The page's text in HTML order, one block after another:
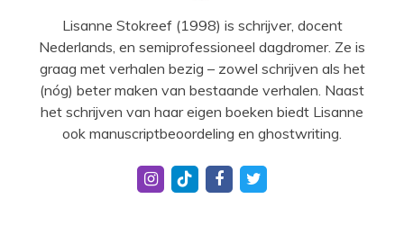
Lisanne Stokreef (1998) is schrijver, docent
Nederlands, en semiprofessioneel dagdromer. Ze is
graag met verhalen bezig – zowel schrijven als het
(nóg) beter maken van bestaande verhalen. Naast
het schrijven van haar eigen boeken biedt Lisanne
ook manuscriptbeoordeling en ghostwriting.